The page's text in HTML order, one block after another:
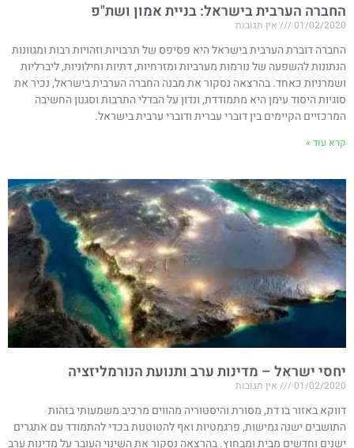
החברה הערבית בישראל: בניית אמון ושת"פ
01/02/2020 אין תגובות
החברה דוברת הערבית בישראל היא פסיפס של תרבויות וזהויות רבות ומגוונות
הנתונות להשפעה של נורמות מערביות ומזרחיות, דתיות וחילוניות, ליברליות
ושמרניות כאחד. בהרצאה נסקור את מבנה החברה הערבית בישראל, נכיר את
סוגיות היסוד עימן היא מתמודדת, ונדון על הבדלי התרבות וסגנון החשיבה
המרכזיים הקיימים בין דוברי עברית ודוברי ערבית בישראל.
קרא עוד »
יחסי ישראל – מדינות ערב ותנועת הנורמליזציה
01/02/2020 אין תגובות
דווקא באזור בו דת, מסורת והיסטוריה מהווים מרכיב משמעותי בזהות
התושבים ישנה גמישות, פרגמטיות ואף להטוטנות בכדי להתמודד עם אתגרים
ישנים וחדשים מבית ומבחוץ. בהרצאה נסקור את השינוי העובר על מדינות ערב